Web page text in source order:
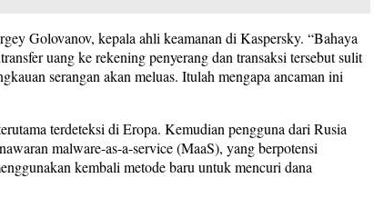
Golovanov, kepala ahli keamanan di Kaspersky. “Bahaya
uang ke rekening penyerang dan transaksi tersebut sulit
serangan akan meluas. Itulah mengapa ancaman ini
terdeteksi di Eropa. Kemudian pengguna dari Rusia
malware-as-a-service (MaaS), yang berpotensi
kembali metode baru untuk mencuri dana